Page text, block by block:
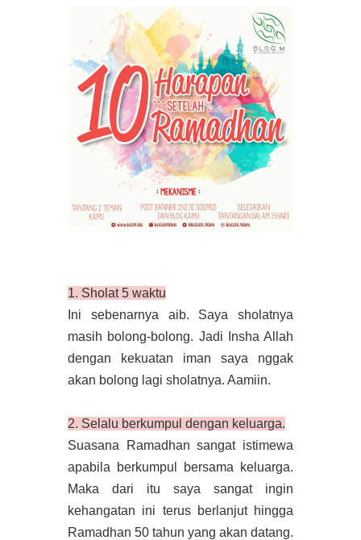
1. Sholat 5 waktu
Ini sebenarnya aib. Saya sholatnya
masih bolong-bolong. Jadi Insha Allah
dengan kekuatan iman saya nggak
akan bolong lagi sholatnya. Aamiin.
2. Selalu berkumpul dengan keluarga.
Suasana Ramadhan sangat istimewa
apabila berkumpul bersama keluarga.
Maka dari itu saya sangat ingin
kehangatan ini terus berlanjut hingga
Ramadhan 50 tahun yang akan datang.